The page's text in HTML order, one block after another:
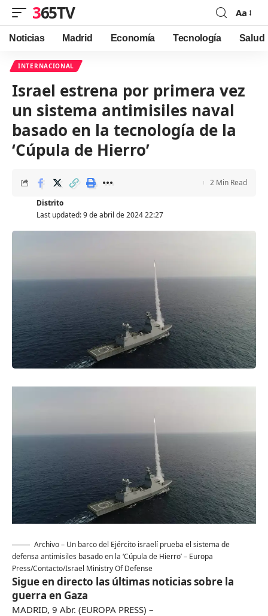
365TV
Font
Resizer
Aa
Noticias Madrid Economía Tecnología Salud
INTERNACIONAL
Israel estrena por primera vez
un sistema antimisiles naval
basado en la tecnología de la
‘Cúpula de Hierro’
Last updated: 9 de abril de 2024 22:27
Distrito
2 Min Read
Archivo – Un barco del Ejército israelí prueba el sistema de
defensa antimisiles basado en la ‘Cúpula de Hierro’– Europa
Press/Contacto/Israel Ministry Of Defense
Sigue en directo las últimas noticias sobre la
guerra en Gaza
MADRID, 9 Abr. (EUROPA PRESS) –